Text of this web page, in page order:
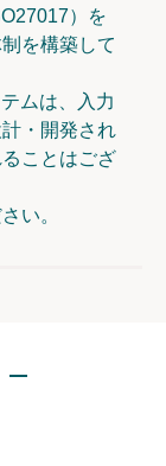
）を
を構築して
ムは、入力
・開発され
ことはござ
い。